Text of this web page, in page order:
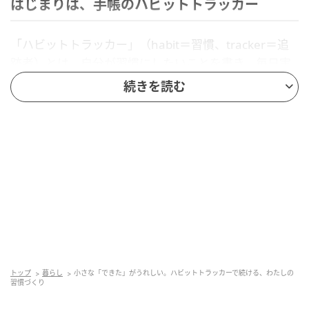
はじまりは、手帳のハビットトラッカー
「ハビットトラッカー」（habit＝習慣、tracker＝追
行できたかを記録するチェックリストのことです。 習
慣にしたいことを実行できた日には、チェックを入れ
続きを読む
トップ 暮らし
小さな「できた」がうれしい。ハビットトラッカーで続ける、わたしの
習慣づくり